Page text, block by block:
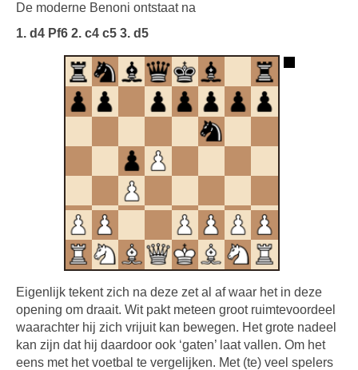
De moderne Benoni ontstaat na
1. d4 Pf6 2. c4 c5 3. d5
Eigenlijk tekent zich na deze zet al af waar het in deze
opening om draait. Wit pakt meteen groot ruimtevoordeel
waarachter hij zich vrijuit kan bewegen. Het grote nadeel
kan zijn dat hij daardoor ook ‘gaten’ laat vallen. Om het
eens met het voetbal te vergelijken. Met (te) veel spelers